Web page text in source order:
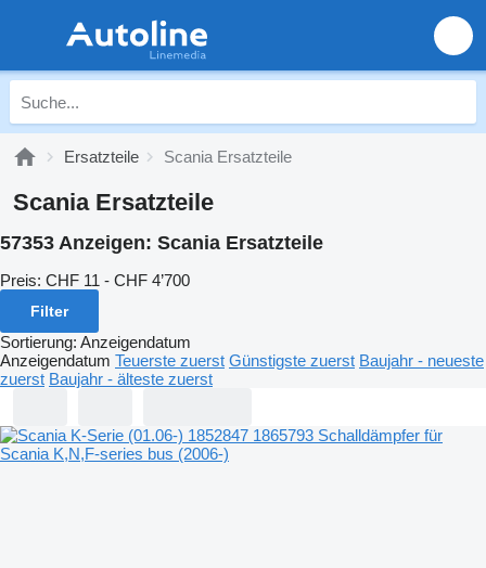
Ersatzteile Scania Ersatzteile
Scania Ersatzteile
57353 Anzeigen: Scania Ersatzteile
Preis: CHF 11 - CHF 4’700
Filter
Sortierung: Anzeigendatum
Anzeigendatum Teuerste zuerst Günstigste zuerst Baujahr - neueste
zuerst Baujahr - älteste zuerst